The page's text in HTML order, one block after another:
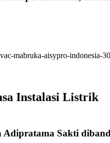
Instalasi Listrik
Sakti